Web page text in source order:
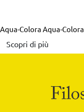
Aqua-Colora Aqua-Colora
Scopri di più